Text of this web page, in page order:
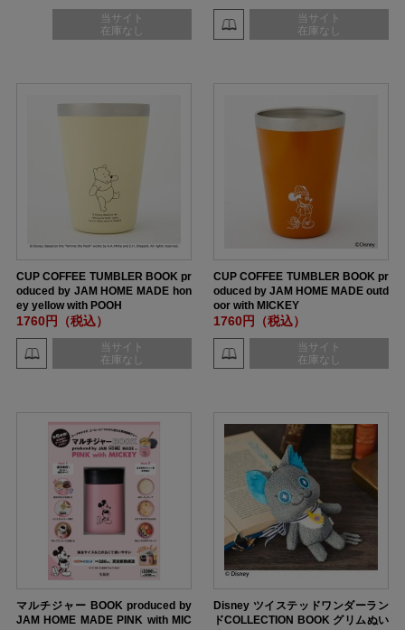
当サイト
在庫なし
当サイト
在庫なし
CUP COFFEE TUMBLER BOOK pr
oduced by JAM HOME MADE hon
ey yellow with POOH
1760円（税込）
当サイト
在庫なし
CUP COFFEE TUMBLER BOOK pr
oduced by JAM HOME MADE outd
oor with MICKEY
1760円（税込）
当サイト
在庫なし
マルチジャー BOOK produced by
JAM HOME MADE PINK with MIC
Disney ツイステッドワンダーラン
ドCOLLECTION BOOK グリムぬい